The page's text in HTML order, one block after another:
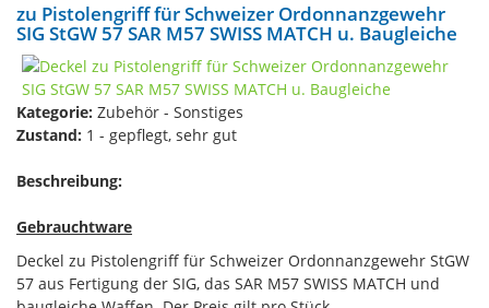
zu Pistolengriff für Schweizer Ordonnanzgewehr
SIG StGW 57 SAR M57 SWISS MATCH u. Baugleiche
Kategorie: Zubehör - Sonstiges
Zustand: 1 - gepflegt, sehr gut
Beschreibung:
Gebrauchtware
Deckel zu Pistolengriff für Schweizer Ordonnanzgewehr StGW
57 aus Fertigung der SIG, das SAR M57 SWISS MATCH und